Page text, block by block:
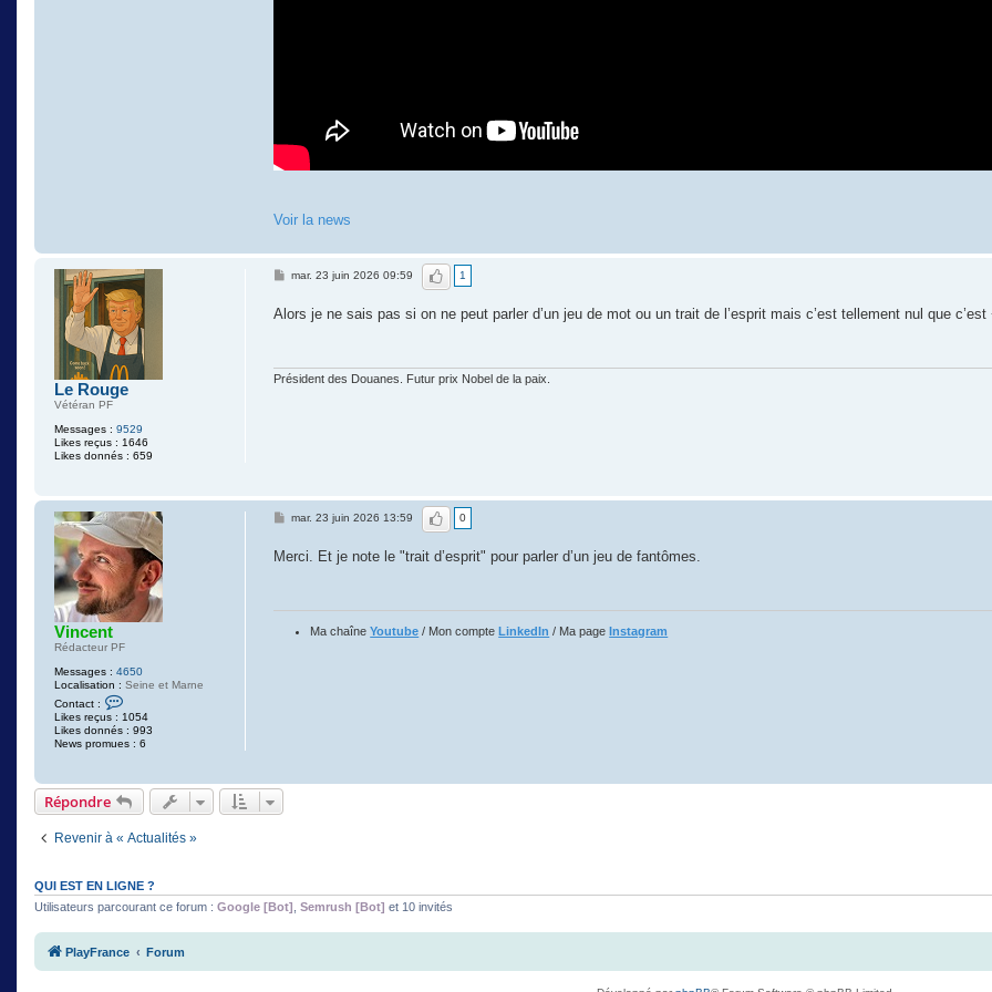
Voir la news
Le Rouge
Vétéran PF
Messages : 9529
Likes reçus : 1646
Likes donnés : 659
mar. 23 juin 2026 09:59 J'aime
1
Alors je ne sais pas si on ne peut parler d’un jeu de mot ou un trait de l’esprit mais c’est tellement nul que
Président des Douanes. Futur prix Nobel de la paix.
Vincent
Rédacteur PF
Messages : 4650
Localisation : Seine et Marne
Contact :
n
t
a
e
r
V
n
n
t
Likes reçus : 1054
Likes donnés : 993
News promues : 6
mar. 23 juin 2026 13:59 J'aime
0
Merci. Et je note le "trait d’esprit" pour parler d’un jeu de fantômes.
Ma chaîneYoutube / Mon compteLinkedIn / Ma pageInstagram
Répondre
Revenir à « Actualités »
QUI EST EN LIGNE ?
Utilisateurs parcourant ce forum : Google [Bot] Semrush [Bot] et 10 invités
PlayFrance Forum